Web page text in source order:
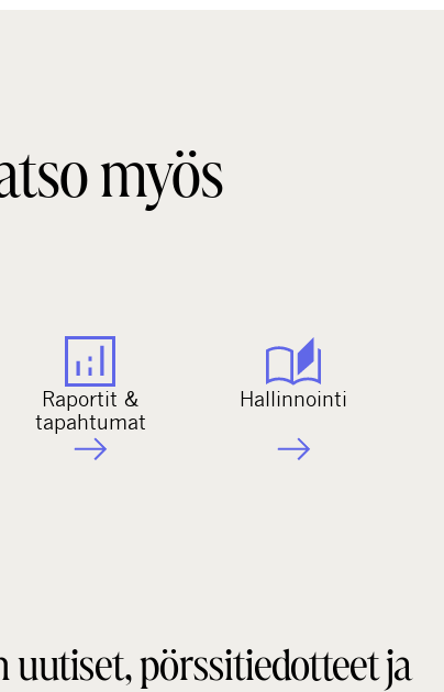
myös
Raportit &
tapahtumat
Hallinnointi
uutiset, pörssitiedotteet ja